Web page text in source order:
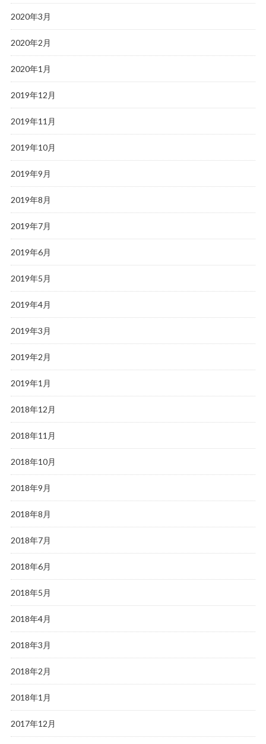
2020年3月
2020年2月
2020年1月
2019年12月
2019年11月
2019年10月
2019年9月
2019年8月
2019年7月
2019年6月
2019年5月
2019年4月
2019年3月
2019年2月
2019年1月
2018年12月
2018年11月
2018年10月
2018年9月
2018年8月
2018年7月
2018年6月
2018年5月
2018年4月
2018年3月
2018年2月
2018年1月
2017年12月